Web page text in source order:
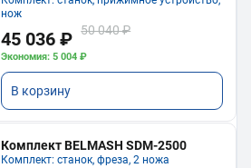
нож
45 036 ₽ 50 040 ₽
Экономия: 5 004 ₽
В корзину
Комплект BELMASH SDM-2500
Комплект: станок, фреза, 2 ножа